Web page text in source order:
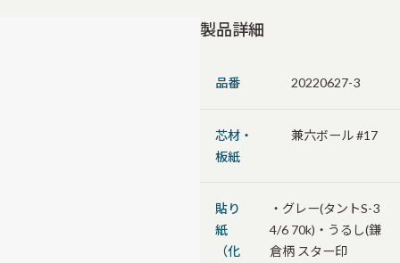
製品詳細
品番 20220627-3
芯材・
板紙
兼六ボール #17
貼り
紙
（化
・グレー(タントS-3
4/6 70k)・うるし(鎌
倉柄 スター印